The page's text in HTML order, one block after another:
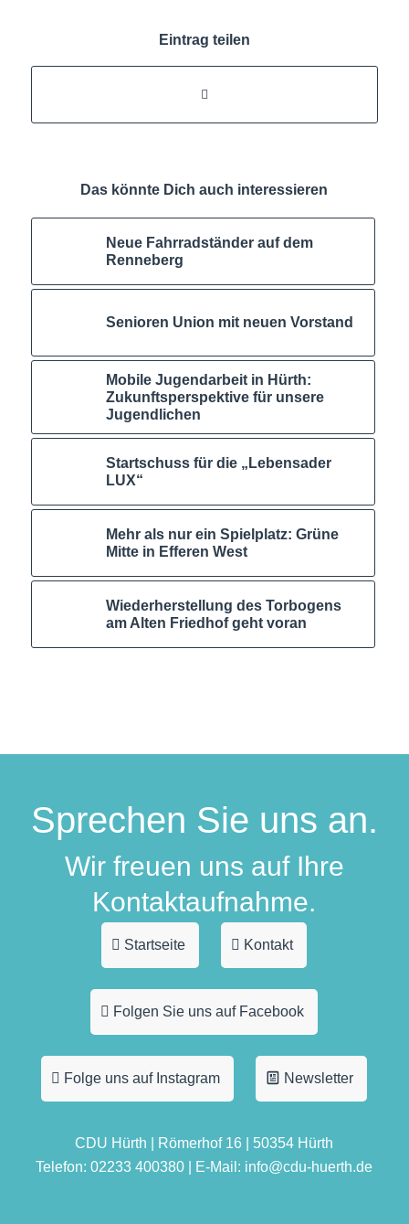
Eintrag teilen
Das könnte Dich auch interessieren
Neue Fahrradständer auf dem
Renneberg
Senioren Union mit neuen Vorstand
Mobile Jugendarbeit in Hürth:
Zukunftsperspektive für unsere
Jugendlichen
Startschuss für die „Lebensader
LUX“
Mehr als nur ein Spielplatz: Grüne
Mitte in Efferen West
Wiederherstellung des Torbogens
am Alten Friedhof geht voran
Sprechen Sie uns an.
Wir freuen uns auf Ihre
Kontaktaufnahme.
Startseite Kontakt
Folgen Sie uns auf Facebook
Folge uns auf Instagram Newsletter
CDU Hürth | Römerhof 16 | 50354 Hürth
Telefon: 02233 400380 | E-Mail: info@cdu-huerth.de